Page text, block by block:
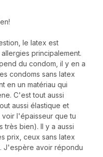
le latex est
principalement.
du condom, il y en a
condoms sans latex
en un matériau qui
C'est tout aussi
aussi élastique et
l'épaisseur que tu
très bien). Il y a aussi
prix, ceux sans latex
J'espère avoir répondu